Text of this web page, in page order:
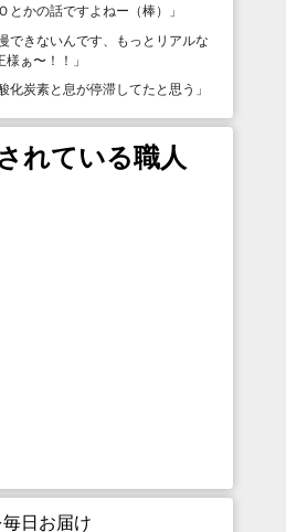
とかの話ですよねー（棒）
」
できないんです、もっとリアルな
ぁ〜！！ 」
化炭素と息が停滞してたと思う 」
れている職人
日お届け